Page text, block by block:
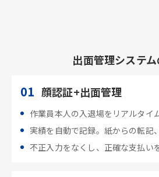
出面管理システ
01 顔認証+出面管理
作業員本人の入退場をリアルタイ
実績を自動で記録。紙からの転記
不正入力をなくし、正確な支払い